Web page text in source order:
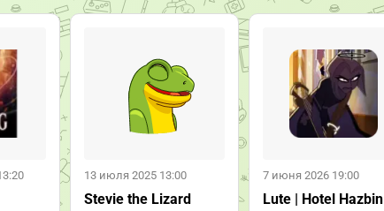
13 июля 2025 13:00
Stevie the Lizard
7 июня 2026 19:00
Lute | Hotel Hazbin